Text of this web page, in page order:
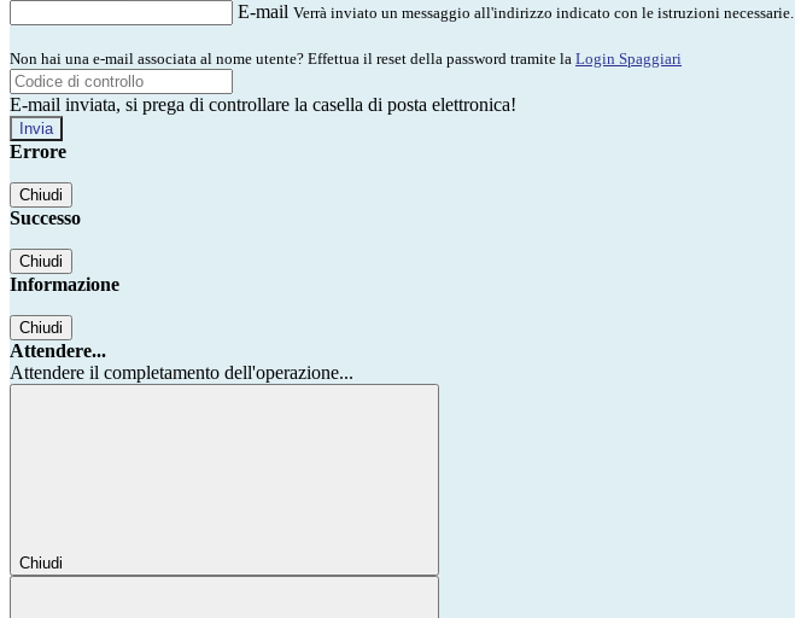
E-mail Verrà inviato un messaggio all'indirizzo indicato con le istruzioni necessarie.
Non hai una e-mail associata al nome utente? Effettua il reset della password tramite la Login Spaggiari
E-mail inviata, si prega di controllare la casella di posta elettronica!
Errore
Chiudi
Successo
Chiudi
Informazione
Chiudi
Attendere...
Attendere il completamento dell'operazione...
Chiudi